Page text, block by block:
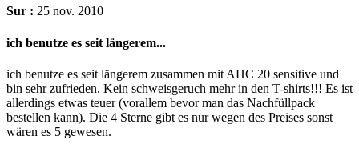
Sur : 25 nov. 2010
ich benutze es seit längerem...
ich benutze es seit längerem zusammen mit AHC 20 sensitive und
bin sehr zufrieden. Kein schweisgeruch mehr in den T-shirts!!! Es ist
allerdings etwas teuer (vorallem bevor man das Nachfüllpack
bestellen kann). Die 4 Sterne gibt es nur wegen des Preises sonst
wären es 5 gewesen.